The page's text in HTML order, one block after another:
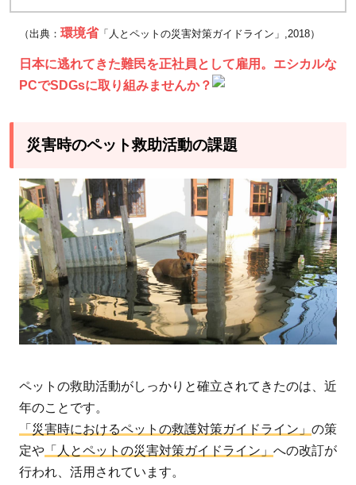
（出典： 環境省「人とペットの災害対策ガイドライン」,2018）
日本に逃れてきた難民を正社員として雇用。エシカルな
PCでSDGsに取り組みませんか？
災害時のペット救助活動の課題
ペットの救助活動がしっかりと確立されてきたのは、近
年のことです。
「災害時におけるペットの救護対策ガイドライン」 の策
定や 「人とペットの災害対策ガイドライン」 への改訂が
行われ、活用されています。